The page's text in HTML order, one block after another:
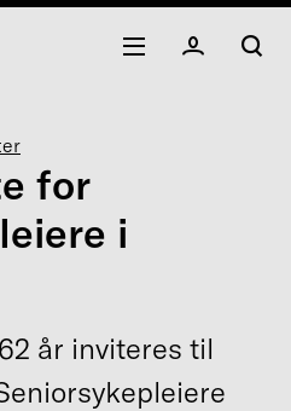
for
i
år inviteres til